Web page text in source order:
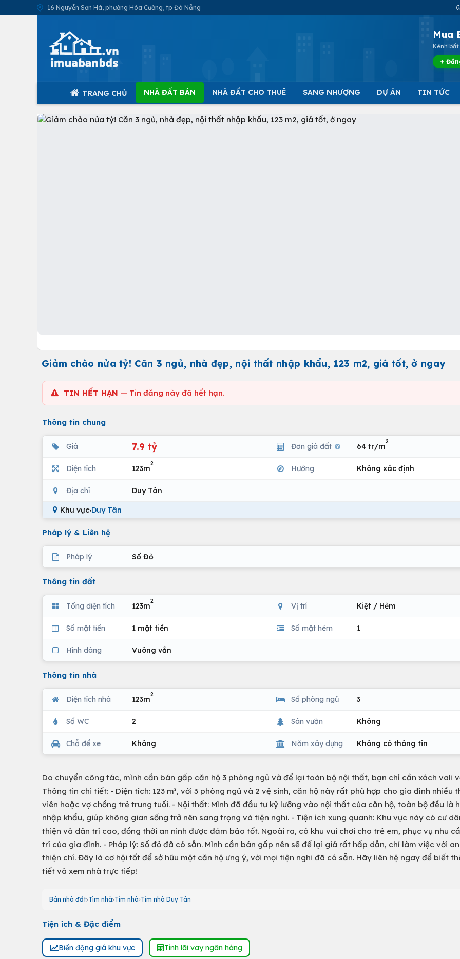
16 Nguyễn Sơn Hà, phường Hòa Cường, tp Đà Nẵng
Mua
Kênh
+
TRANG CHỦ NHÀ ĐẤT BÁN NHÀ ĐẤT CHO THUÊ SANG NHƯỢNG DỰ ÁN TIN TỨC
Giảm chào nửa tỷ! Căn 3 ngủ, nhà đẹp, nội thất nhập khẩu, 123 m2, giá tốt, ở ngay
TIN HẾT HẠN — Tin đăng này đã hết hạn.
Thông tin chung
Giá 7.9 tỷ Đơn giá đất 64 tr/m
2
Diện tích 123m
2
Hướng Không xác định
Địa chỉ Duy Tân
Khu vực›Duy Tân
Pháp lý & Liên hệ
Pháp lý Sổ Đỏ
Thông tin đất
Tổng diện tích 123m
2
Vị trí Kiệt / Hẻm
Số mặt tiền 1 mặt tiền Số mặt hẻm 1
Hình dáng Vuông vắn
Thông tin nhà
Diện tích nhà 123m
2
Số phòng ngủ 3
Số WC 2 Sân vườn Không
Chỗ để xe Không Năm xây dựng Không có thông tin
Do chuyển công tác, mình cần bán gấp căn hộ 3 phòng ngủ và để lại toàn bộ nội thất, bạn chỉ cần xách vali
Thông tin chi tiết: - Diện tích: 123 m², với 3 phòng ngủ và 2 vệ sinh, căn hộ này rất phù hợp cho gia đình nhiều
viên hoặc vợ chồng trẻ trung tuổi. - Nội thất: Mình đã đầu tư kỹ lưỡng vào nội thất của căn hộ, toàn bộ đều là
nhập khẩu, giúp không gian sống trở nên sang trọng và tiện nghi. - Tiện ích xung quanh: Khu vực này có cư
thiện và dân trí cao, đồng thời an ninh được đảm bảo tốt. Ngoài ra, có khu vui chơi cho trẻ em, phục vụ nhu
trí của gia đình. - Pháp lý: Sổ đỏ đã có sẵn. Mình cần bán gấp nên sẽ để lại giá rất hấp dẫn, chỉ làm việc với
thiện chí. Đây là cơ hội tốt để sở hữu một căn hộ ưng ý, với mọi tiện nghi đã có sẵn. Hãy liên hệ ngay để biết
tiết và xem nhà trực tiếp!
Bán nhà đất Tìm nhà Tìm nhà Tìm nhà Duy Tân
Tiện ích & Đặc điểm
Biến động giá khu vực Tính lãi vay ngân hàng